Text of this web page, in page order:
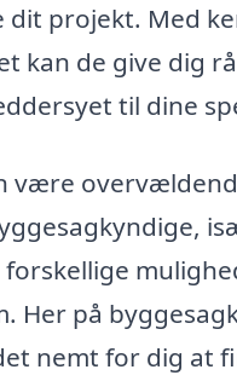
dit projekt. Med
kan de give dig
til dine
være
forskellige
Her på
nemt for dig at